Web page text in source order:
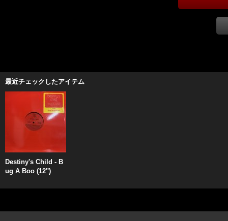
最近チェックしたアイテム
Destiny's Child - B
ug A Boo (12'')